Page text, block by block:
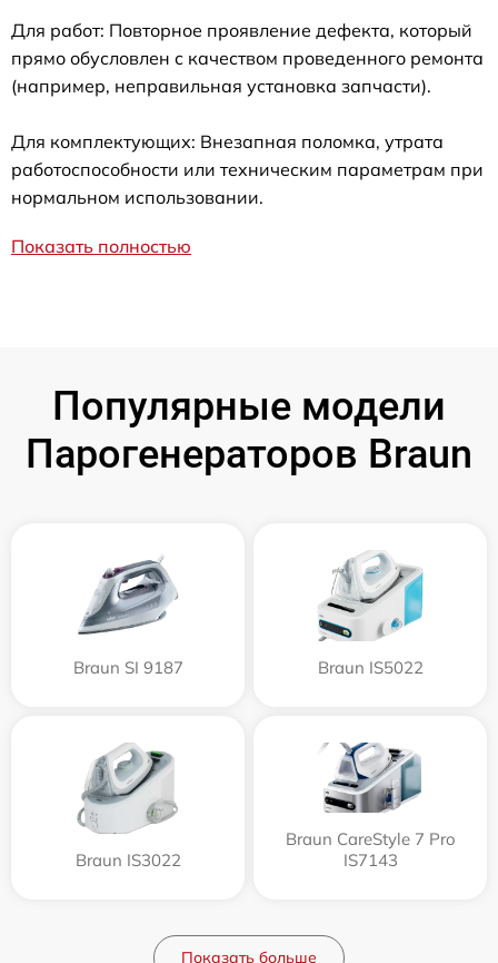
Для работ: Повторное проявление дефекта, который
прямо обусловлен с качеством проведенного ремонта
(например, неправильная установка запчасти).
Для комплектующих: Внезапная поломка, утрата
работоспособности или техническим параметрам при
нормальном использовании.
Показать полностью
Популярные модели
Парогенераторов Braun
Braun SI 9187 Braun IS5022
Braun IS3022
Braun CareStyle 7 Pro
IS7143
Показать больше